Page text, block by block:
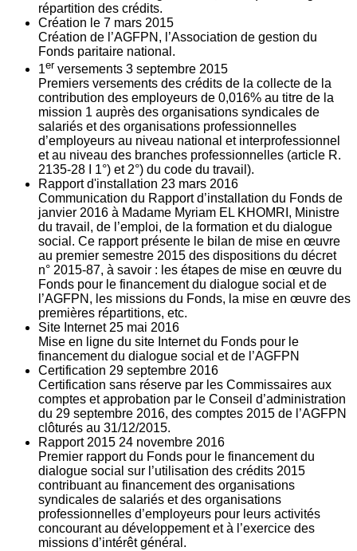
répartition des crédits.
Création le 7 mars 2015
Création de l’AGFPN, l’Association de gestion du
Fonds paritaire national.
1er versements 3 septembre 2015
Premiers versements des crédits de la collecte de la
contribution des employeurs de 0,016% au titre de la
mission 1 auprès des organisations syndicales de
salariés et des organisations professionnelles
d’employeurs au niveau national et interprofessionnel
et au niveau des branches professionnelles (article R.
2135‐28 I 1°) et 2°) du code du travail).
Rapport d'installation 23 mars 2016
Communication du Rapport d’installation du Fonds de
janvier 2016 à Madame Myriam EL KHOMRI, Ministre
du travail, de l’emploi, de la formation et du dialogue
social. Ce rapport présente le bilan de mise en œuvre
au premier semestre 2015 des dispositions du décret
n° 2015-87, à savoir : les étapes de mise en œuvre du
Fonds pour le financement du dialogue social et de
l’AGFPN, les missions du Fonds, la mise en œuvre des
premières répartitions, etc.
Site Internet 25 mai 2016
Mise en ligne du site Internet du Fonds pour le
financement du dialogue social et de l’AGFPN
Certification 29 septembre 2016
Certification sans réserve par les Commissaires aux
comptes et approbation par le Conseil d’administration
du 29 septembre 2016, des comptes 2015 de l’AGFPN
clôturés au 31/12/2015.
Rapport 2015 24 novembre 2016
Premier rapport du Fonds pour le financement du
dialogue social sur l’utilisation des crédits 2015
contribuant au financement des organisations
syndicales de salariés et des organisations
professionnelles d’employeurs pour leurs activités
concourant au développement et à l’exercice des
missions d’intérêt général.